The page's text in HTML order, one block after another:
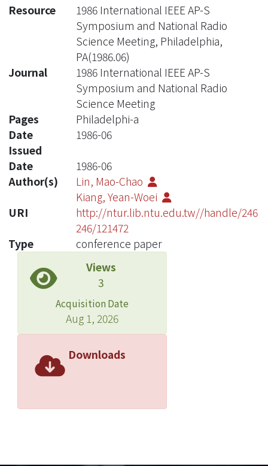
Resource
1986 International IEEE AP-S
Symposium and National Radio
Science Meeting, Philadelphia,
PA(1986.06)
Journal
1986 International IEEE AP-S
Symposium and National Radio
Science Meeting
Pages
Philadelphi-a
Date
Issued
1986-06
Date
1986-06
Author(s)
Lin, Mao-Chao
Kiang, Yean-Woei
URI
http://ntur.lib.ntu.edu.tw//handle/246
246/121472
Type
conference paper
Views
3
Acquisition Date
Aug 1, 2026
Downloads